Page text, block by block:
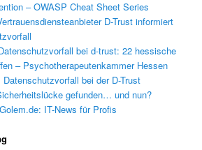
– OWASP Cheat Sheet Series
D-Trust informiert
bei d-trust: 22 hessische
– Psychotherapeutenkammer Hessen
Datenschutzvorfall bei der D-Trust
gefunden… und nun?
Golem.de: IT-News für Profis